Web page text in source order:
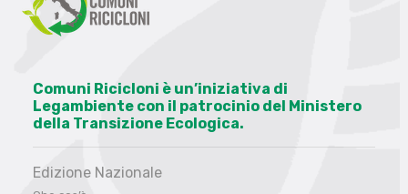
Comuni Ricicloni è un’iniziativa di
Legambiente con il patrocinio del Ministero
della Transizione Ecologica.
Edizione Nazionale